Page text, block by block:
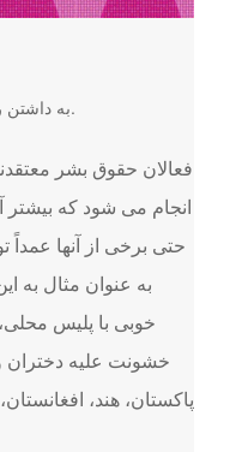
به داشتن رابطه جنسی خارج از ازدواج متهم شد.
انجام می شود که
حتی برخی از آنها
به عنوان مثال به
خوبی با پلیس
خشونت علیه
پاکستان، هند،